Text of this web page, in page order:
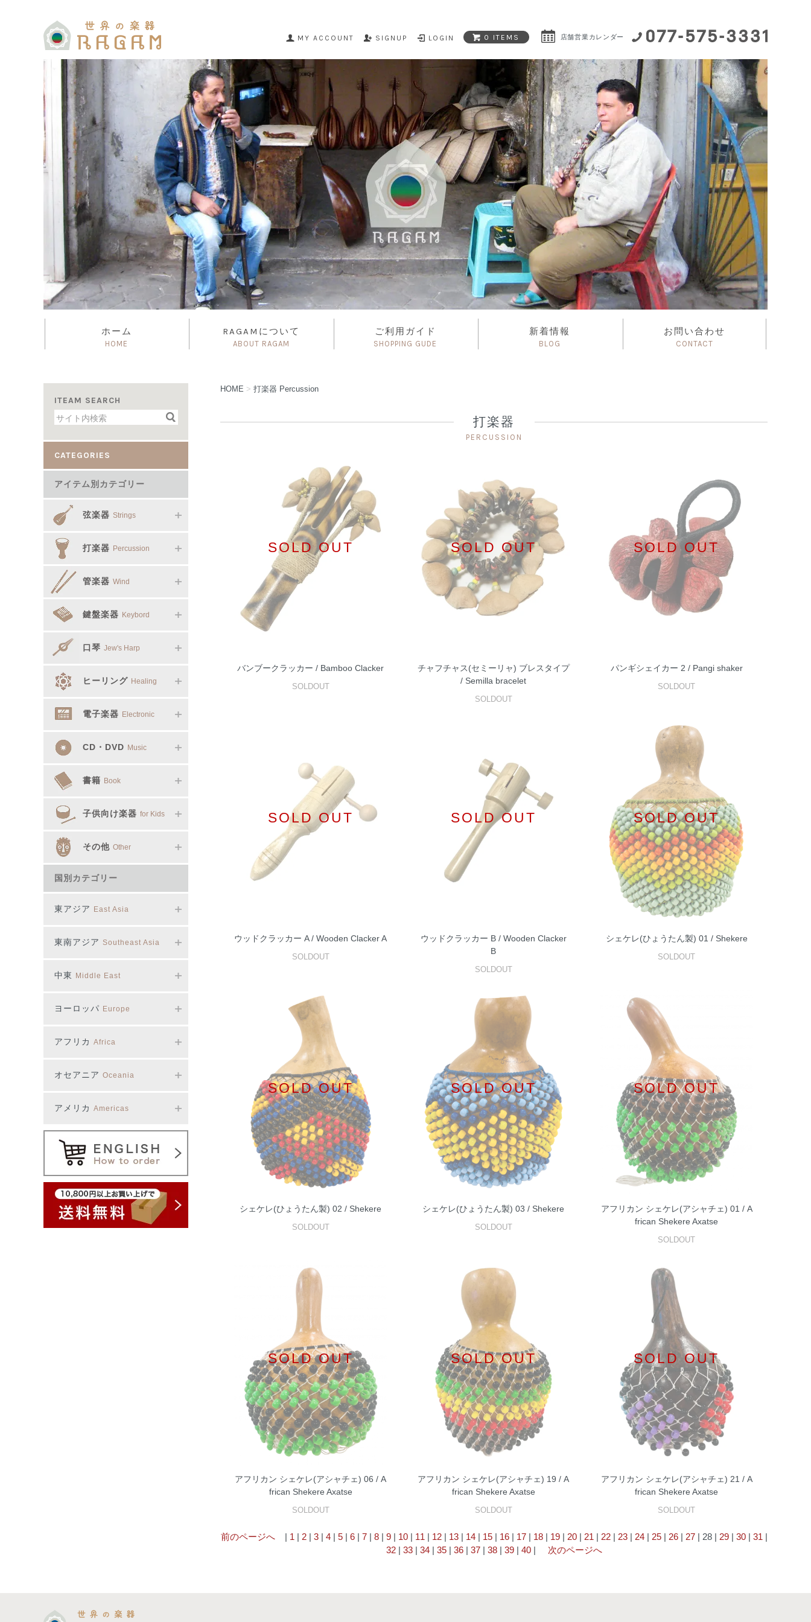
MY ACCOUNT SIGNUP LOGIN 0 ITEMS 店舗営業カレンダー
ホーム
HOME
RAGAMについて
ABOUT RAGAM
ご利用ガイド
SHOPPING GUDE
新着情報
BLOG
お問い合わせ
CONTACT
ITEAM SEARCH
CATEGORIES
アイテム別カテゴリー
弦楽器 Strings
打楽器 Percussion
管楽器Wind
鍵盤楽器 Keybord
口琴Jew's Harp
ヒーリング Healing
電子楽器 Electronic
CD・DVD Music
書籍 Book
子供向け楽器for Kids
その他Other
国別カテゴリー
東アジア East Asia
東南アジア Southeast Asia
中東 Middle East
ヨーロッパ Europe
アフリカ Africa
オセアニア Oceania
アメリカ Americas
HOME > 打楽器 Percussion
打楽器
PERCUSSION
SOLD OUT
バンブークラッカー / Bamboo Clacker
SOLDOUT
SOLD OUT
チャフチャス(セミーリャ) ブレスタイプ
/ Semilla bracelet
SOLDOUT
SOLD OUT
パンギシェイカー 2 / Pangi shaker
SOLDOUT
SOLD OUT
ウッドクラッカー A / Wooden Clacker A
SOLDOUT
SOLD OUT
ウッドクラッカー B / Wooden Clacker
B
SOLDOUT
SOLD OUT
シェケレ(ひょうたん製) 01 / Shekere
SOLDOUT
SOLD OUT
シェケレ(ひょうたん製) 02 / Shekere
SOLDOUT
SOLD OUT
シェケレ(ひょうたん製) 03 / Shekere
SOLDOUT
SOLD OUT
アフリカン シェケレ(アシャチェ) 01 / A
frican Shekere Axatse
SOLDOUT
SOLD OUT
アフリカン シェケレ(アシャチェ) 06 / A
frican Shekere Axatse
SOLDOUT
SOLD OUT
アフリカン シェケレ(アシャチェ) 19 / A
frican Shekere Axatse
SOLDOUT
SOLD OUT
アフリカン シェケレ(アシャチェ) 21 / A
frican Shekere Axatse
SOLDOUT
前のページへ| 1 | 2| 3| 4| 5| 6| 7| 8| 9| 10| 11 | 12| 13| 14| 15| 16| 17| 18| 19| 20| 21 | 22| 23| 24| 25| 26| 27| 28 | 29| 30| 31 |
32| 33| 34| 35| 36| 37| 38| 39| 40| 次のページへ